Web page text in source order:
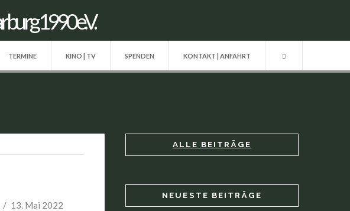
TERMINE KINO | TV SPENDEN KONTAKT | ANFAHRT
13. Mai 2022
ALLE BEITRÄGE
NEUESTE BEITRÄGE